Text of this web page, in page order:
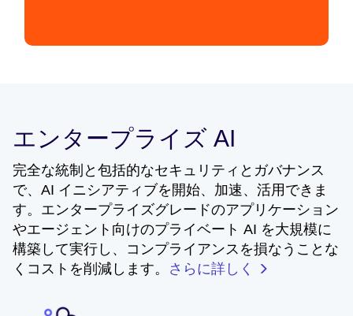
エンタープライズ AI
完全な統制と包括的なセキュリティとガバナンス
で、AI イニシアティブを開始、加速、活用できま
す。エンタープライズグレードのアプリケーション
やエージェント向けのプライベート AI を大規模に
構築して実行し、コンプライアンスを損なうことな
くコストを削減します。 さらに詳しく